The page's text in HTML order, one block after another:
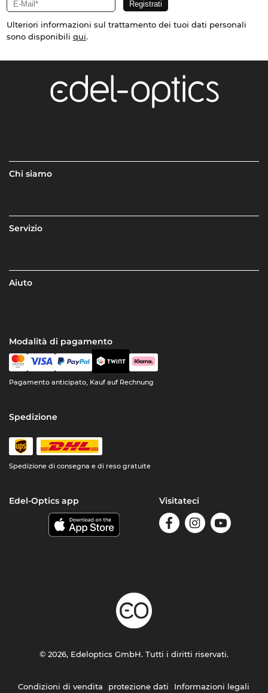
Ulteriori informazioni sul trattamento dei tuoi dati personali
sono disponibili qui.
Chi siamo
Servizio
Aiuto
Modalità di pagamento
Pagamento anticipato, Kauf auf Rechnung
Spedizione
Spedizione di consegna e di reso gratuite
Edel-Optics app Visitateci
Condizioni di vendita protezione dati Informazioni legali
© 2026, Edeloptics GmbH. Tutti i diritti riservati.